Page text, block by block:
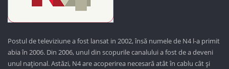
Postul de televiziune a fost lansat in 2002, însă numele de N4 l-a primit
abia în 2006. Din 2006, unul din scopurile canalului a fost de a deveni
unul național. Astăzi, N4 are acoperirea necesară atât în cablu cât și